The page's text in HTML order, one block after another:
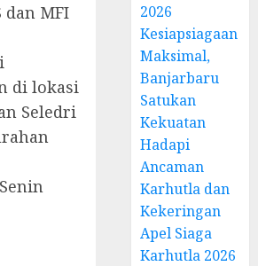
MFI
di lokasi
Seledri
2026
Kesiapsiagaan
Maksimal,
Banjarbaru
Satukan
Kekuatan
Hadapi
Ancaman
Karhutla dan
Kekeringan
Apel Siaga
Karhutla 2026